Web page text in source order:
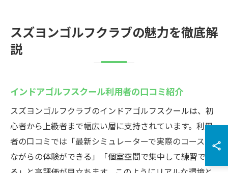
スズヨンゴルフクラブの魅力を徹底解
説
インドアゴルフスクール利用者の口コミ紹介
スズヨンゴルフクラブのインドアゴルフスクールは、初
心者から上級者まで幅広い層に支持されています。利用
者の口コミでは「最新シミュレーターで実際のコースさ
ながらの体験ができる」「個室空間で集中して練習でき